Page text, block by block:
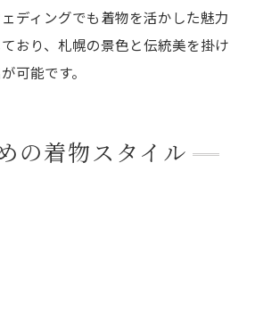
ディングでも着物を活かした魅力
おり、札幌の景色と伝統美を掛け
可能です。
の着物スタイル